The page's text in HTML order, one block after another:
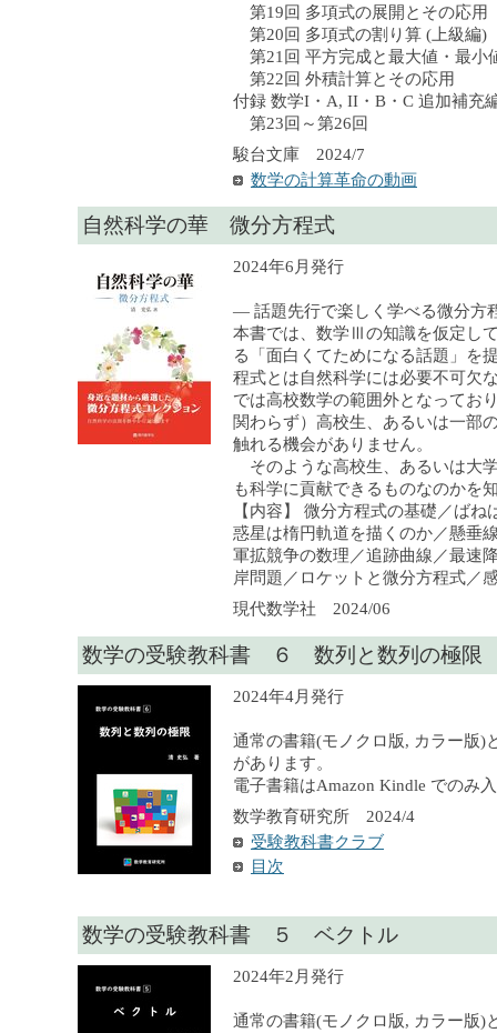
第19回 多項式の展開とその応用
第20回 多項式の割り算 (上級編)
第21回 平方完成と最大値・最小
第22回 外積計算とその応用
付録 数学I・A, II・B・C 追加補充
第23回～第26回
駿台文庫 2024/7
数学の計算革命の動画
自然科学の華 微分方程式
2024年6月発行
— 話題先行で楽しく学べる微分
本書では、数学Ⅲの知識を仮定し
る「面白くてためになる話題」を
程式とは自然科学には必要不可欠
では高校数学の範囲外となってお
関わらず）高校生、あるいは一部
触れる機会がありません。
そのような高校生、あるいは大
も科学に貢献できるものなのかを
【内容】 微分方程式の基礎／ば
惑星は楕円軌道を描くのか／懸垂
軍拡競争の数理／追跡曲線／最速
岸問題／ロケットと微分方程式／
現代数学社 2024/06
数学の受験教科書 ６ 数列と数列の極限
2024年4月発行
通常の書籍(モノクロ版, カラー版)
があります。
電子書籍はAmazon Kindle でのみ
数学教育研究所 2024/4
受験教科書クラブ
目次
数学の受験教科書 ５ ベクトル
2024年2月発行
通常の書籍(モノクロ版, カラー版)